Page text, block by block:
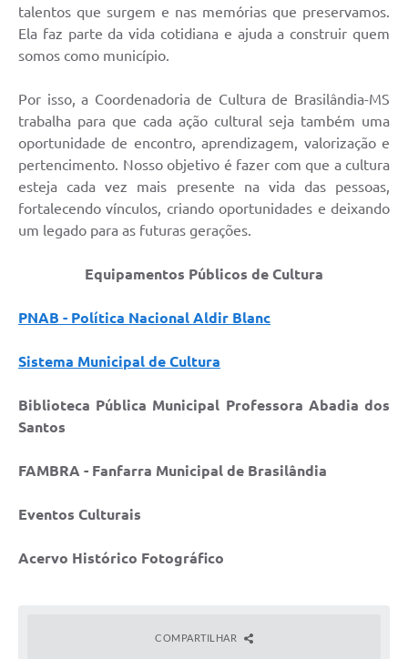
talentos que surgem e nas memórias que preservamos.
Ela faz parte da vida cotidiana e ajuda a construir quem
somos como município.
Por isso, a Coordenadoria de Cultura de Brasilândia-MS
trabalha para que cada ação cultural seja também uma
oportunidade de encontro, aprendizagem, valorização e
pertencimento. Nosso objetivo é fazer com que a cultura
esteja cada vez mais presente na vida das pessoas,
fortalecendo vínculos, criando oportunidades e deixando
um legado para as futuras gerações.
Equipamentos Públicos de Cultura
PNAB - Política Nacional Aldir Blanc
Sistema Municipal de Cultura
Biblioteca Pública Municipal Professora Abadia dos
Santos
FAMBRA - Fanfarra Municipal de Brasilândia
Eventos Culturais
Acervo Histórico Fotográfico
COMPARTILHAR